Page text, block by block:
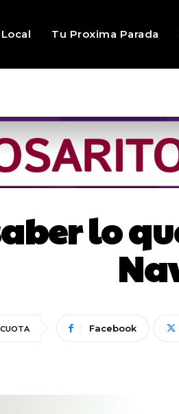
Local Tu Proxima Parada
lo
CUOTA Facebook